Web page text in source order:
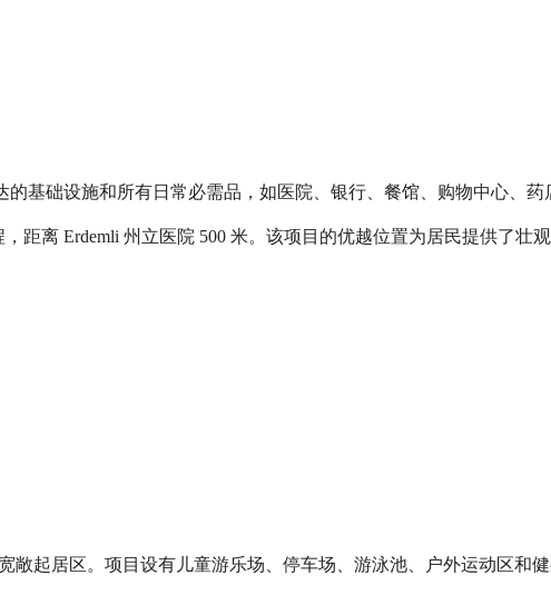
基础设施和所有日常必需品，如医院、银行、餐馆、购物中心、药
距离 Erdemli 州立医院 500 米。该项目的优越位置为居民提供了壮
敞起居区。项目设有儿童游乐场、停车场、游泳池、户外运动区和